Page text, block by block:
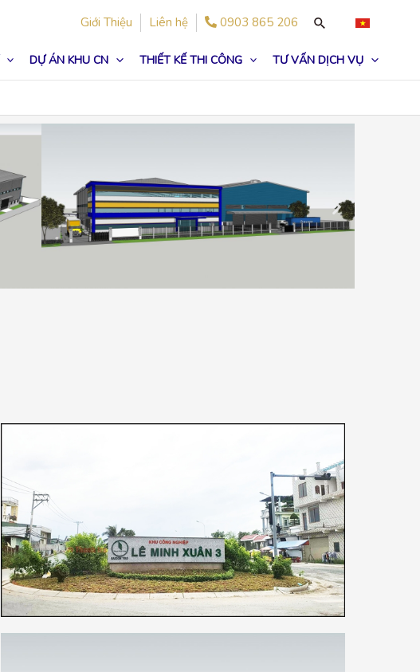
Giới Thiệu Liên hệ 0903 865 206
DỰ ÁN KHU CN THIẾT KẾ THI CÔNG TƯ VẤN DỊCH VỤ